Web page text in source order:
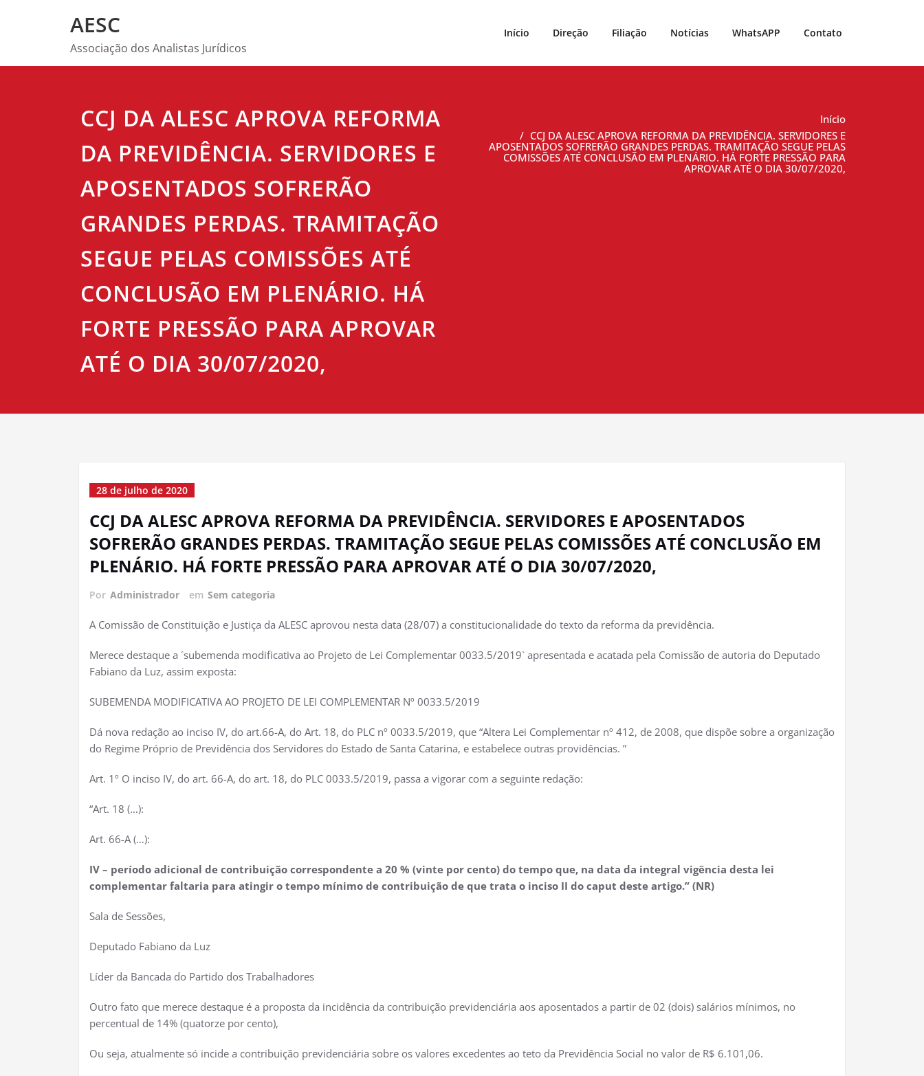
AESC
Associação dos Analistas Jurídicos
Início Direção Filiação Notícias WhatsAPP Contato
CCJ DA ALESC APROVA REFORMA
DA PREVIDÊNCIA. SERVIDORES E
APOSENTADOS SOFRERÃO
GRANDES PERDAS. TRAMITAÇÃO
SEGUE PELAS COMISSÕES ATÉ
CONCLUSÃO EM PLENÁRIO. HÁ
FORTE PRESSÃO PARA APROVAR
ATÉ O DIA 30/07/2020,
Início
CCJ DA ALESC APROVA REFORMA DA PREVIDÊNCIA. SERVIDORES E
APOSENTADOS SOFRERÃO GRANDES PERDAS. TRAMITAÇÃO SEGUE PELAS
COMISSÕES ATÉ CONCLUSÃO EM PLENÁRIO. HÁ FORTE PRESSÃO PARA
APROVAR ATÉ O DIA 30/07/2020,
28 de julho de 2020
CCJ DA ALESC APROVA REFORMA DA PREVIDÊNCIA. SERVIDORES E APOSENTADOS
SOFRERÃO GRANDES PERDAS. TRAMITAÇÃO SEGUE PELAS COMISSÕES ATÉ CONCLUSÃO EM
PLENÁRIO. HÁ FORTE PRESSÃO PARA APROVAR ATÉ O DIA 30/07/2020,
Por Administrador em Sem categoria
A Comissão de Constituição e Justiça da ALESC aprovou nesta data (28/07) a constitucionalidade do texto da reforma da previdência.
Merece destaque a ´subemenda modificativa ao Projeto de Lei Complementar 0033.5/2019` apresentada e acatada pela Comissão de autoria do Deputado
Fabiano da Luz, assim exposta:
SUBEMENDA MODIFICATIVA AO PROJETO DE LEI COMPLEMENTAR Nº 0033.5/2019
Dá nova redação ao inciso IV, do art.66-A, do Art. 18, do PLC nº 0033.5/2019, que “Altera Lei Complementar nº 412, de 2008, que dispõe sobre a organização
do Regime Próprio de Previdência dos Servidores do Estado de Santa Catarina, e estabelece outras providências. ”
Art. 1º O inciso IV, do art. 66-A, do art. 18, do PLC 0033.5/2019, passa a vigorar com a seguinte redação:
“Art. 18 (…):
Art. 66-A (…):
IV – período adicional de contribuição correspondente a 20 % (vinte por cento) do tempo que, na data da integral vigência desta lei
complementar faltaria para atingir o tempo mínimo de contribuição de que trata o inciso II do caput deste artigo.” (NR)
Sala de Sessões,
Deputado Fabiano da Luz
Líder da Bancada do Partido dos Trabalhadores
Outro fato que merece destaque é a proposta da incidência da contribuição previdenciária aos aposentados a partir de 02 (dois) salários mínimos, no
percentual de 14% (quatorze por cento),
Ou seja, atualmente só incide a contribuição previdenciária sobre os valores excedentes ao teto da Previdência Social no valor de R$ 6.101,06.